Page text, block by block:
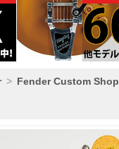
Fender Custom Shop